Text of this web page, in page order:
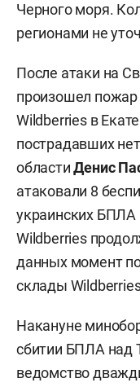
Черного моря.
регионами не
После атаки на
произошел пожар
Wildberries в
пострадавших
областиДенис
атаковали 8
украинских БПЛА
Wildberries
данных момент
склады
Накануне
сбитии БПЛА над
ведомство